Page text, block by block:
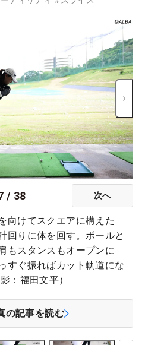
/ 38 次へ
向けてスクエアに構えた
回りに体を回す。ボールと
もスタンスもオープンに
すぐ振ればカット軌道にな
：福田文平）
の記事を読む